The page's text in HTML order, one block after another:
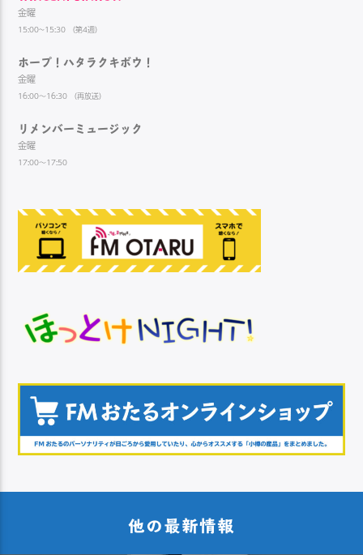
金曜
15:00~15:30 （第4週）
ホープ！ハタラクキボウ！
金曜
16:00～16:30 （再放送）
リメンバーミュージック
金曜
17:00～17:50
他の最新情報